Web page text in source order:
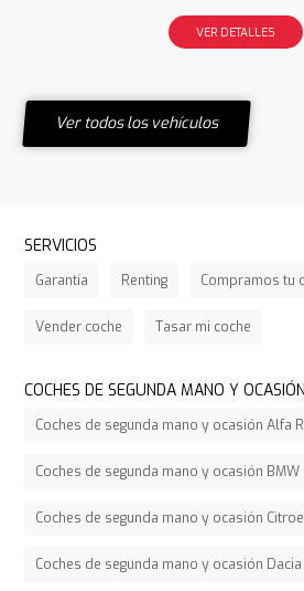
VER DETALLES
Ver todos los vehículos
SERVICIOS
Garantía Renting Compramos tu
Vender coche Tasar mi coche
COCHES DE SEGUNDA MANO Y
Coches de segunda mano y ocasión Alfa
Coches de segunda mano y ocasión BMW
Coches de segunda mano y ocasión
Coches de segunda mano y ocasión Dacia